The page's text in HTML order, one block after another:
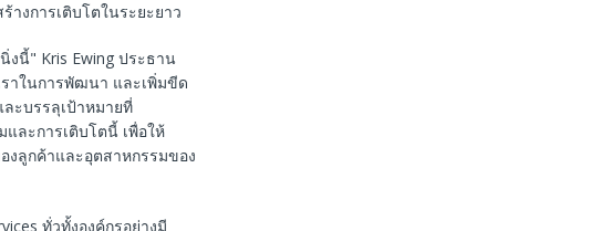
งการเติบโตในระยะยาว
งนี้" Kris Ewing ประธาน
ราในการพัฒนา และเพิ่มขีด
ะบรรลุเป้าหมายที่
ละการเติบโตนี้ เพื่อให้
งลูกค้าและอุตสาหกรรมของ
ทั่วทั้งองค์กรอย่างมี